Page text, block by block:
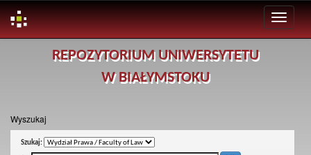
REPOZYTORIUM UNIWERSYTETU
W BIAŁYMSTOKU
Wyszukaj
Szukaj: